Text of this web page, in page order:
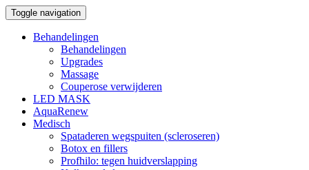
Toggle navigation
Behandelingen
Behandelingen
Upgrades
Massage
Couperose verwijderen
LED MASK
AquaRenew
Medisch
Spataderen wegspuiten (scleroseren)
Botox en fillers
Profhilo: tegen huidverslapping